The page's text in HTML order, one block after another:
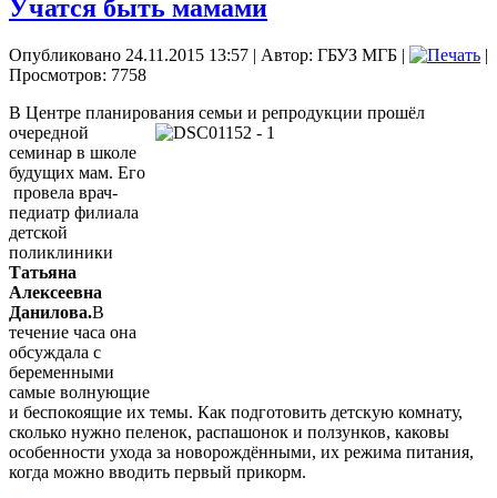
Учатся быть мамами
Опубликовано 24.11.2015 13:57 | Автор: ГБУЗ МГБ |
|
Просмотров: 7758
В Центре планирования семьи и репродукции прошёл
очередной
семинар в школе
будущих мам. Его
провела врач-
педиатр филиала
детской
поликлиники
Татьяна
Алексеевна
Данилова.В
течение часа она
обсуждала с
беременными
самые волнующие
и беспокоящие их темы. Как подготовить детскую комнату,
сколько нужно пеленок, распашонок и ползунков, каковы
особенности ухода за новорождёнными, их режима питания,
когда можно вводить первый прикорм.